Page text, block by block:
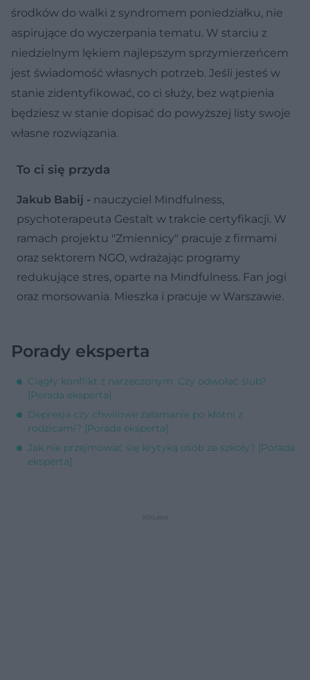
środków do walki z syndromem poniedziałku, nie
aspirujące do wyczerpania tematu. W starciu z
niedzielnym lękiem najlepszym sprzymierzeńcem
jest świadomość własnych potrzeb. Jeśli jesteś w
stanie zidentyfikować, co ci służy, bez wątpienia
będziesz w stanie dopisać do powyższej listy swoje
własne rozwiązania.
To ci się przyda
Jakub Babij - nauczyciel Mindfulness,
psychoterapeuta Gestalt w trakcie certyfikacji. W
ramach projektu "Zmiennicy" pracuje z firmami
oraz sektorem NGO, wdrażając programy
redukujące stres, oparte na Mindfulness. Fan jogi
oraz morsowania. Mieszka i pracuje w Warszawie.
Porady eksperta
Ciągły konflikt z narzeczonym. Czy odwołać ślub?
[Porada eksperta]
Depresja czy chwilowe załamanie po kłótni z
rodzicami? [Porada eksperta]
Jak nie przejmować się krytyką osób ze szkoły? [Porada
eksperta]